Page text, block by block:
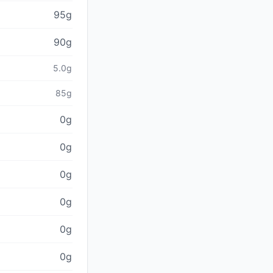
95g
90g
5.0g
85g
0g
0g
0g
0g
0g
0g